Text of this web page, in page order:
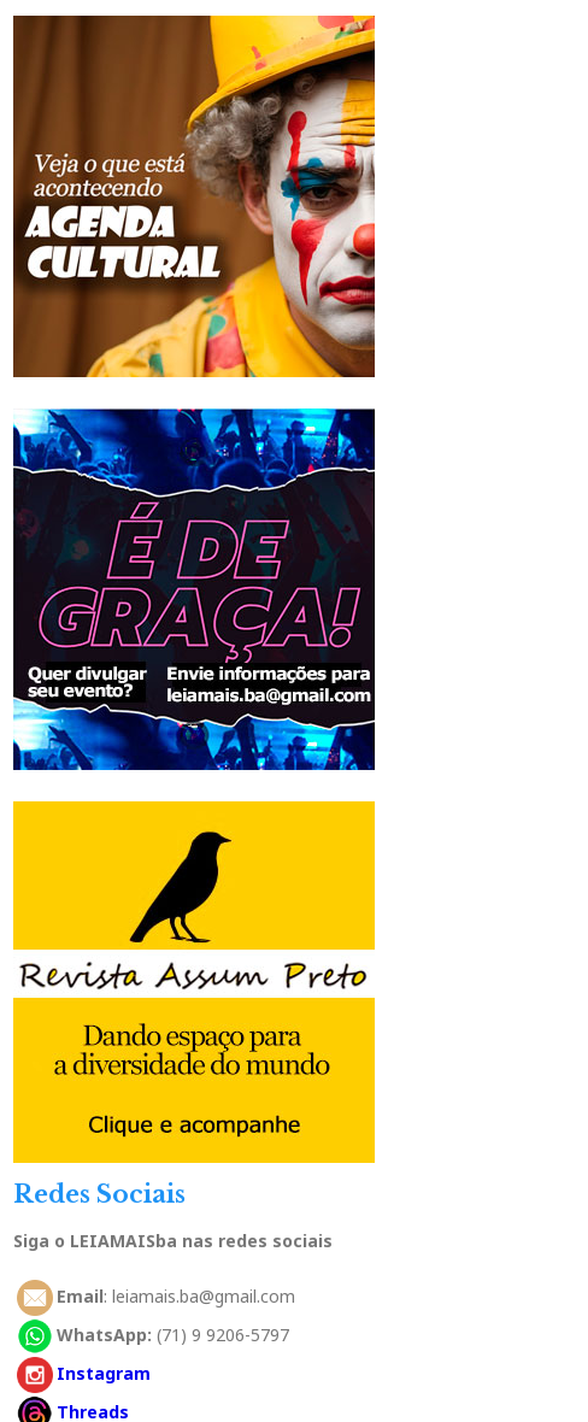
Redes Sociais
Siga o LEIAMAISba nas redes sociais
Email: leiamais.ba@gmail.com
WhatsApp: (71) 9 9206-5797
Instagram
Threads